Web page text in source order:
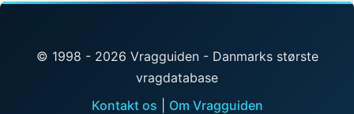
© 1998 - 2026 Vragguiden - Danmarks største
vragdatabase
Kontakt os
Om Vragguiden